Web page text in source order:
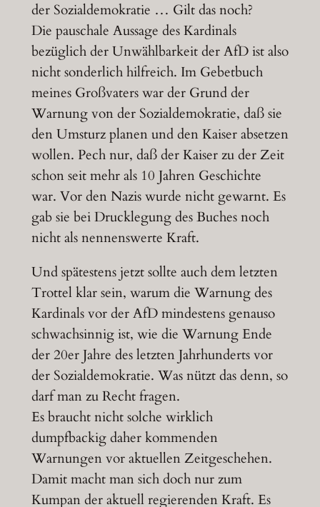
der Sozialdemokratie … Gilt das noch?
Die pauschale Aussage des Kardinals
bezüglich der Unwählbarkeit der AfD ist also
nicht sonderlich hilfreich. Im Gebetbuch
meines Großvaters war der Grund der
Warnung von der Sozialdemokratie, daß sie
den Umsturz planen und den Kaiser absetzen
wollen. Pech nur, daß der Kaiser zu der Zeit
schon seit mehr als 10 Jahren Geschichte
war. Vor den Nazis wurde nicht gewarnt. Es
gab sie bei Drucklegung des Buches noch
nicht als nennenswerte Kraft.
Und spätestens jetzt sollte auch dem letzten
Trottel klar sein, warum die Warnung des
Kardinals vor der AfD mindestens genauso
schwachsinnig ist, wie die Warnung Ende
der 20er Jahre des letzten Jahrhunderts vor
der Sozialdemokratie. Was nützt das denn, so
darf man zu Recht fragen.
Es braucht nicht solche wirklich
dumpfbackig daher kommenden
Warnungen vor aktuellen Zeitgeschehen.
Damit macht man sich doch nur zum
Kumpan der aktuell regierenden Kraft. Es